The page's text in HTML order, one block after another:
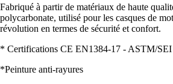
Fabriqué à partir de matériaux de haute
polycarbonate, utilisé pour les casques de
révolution en termes de sécurité et confort.
* Certifications CE EN1384-17 - ASTM/
*Peinture anti-rayures